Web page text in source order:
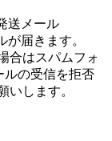
送メール
届きます。
合はスパムフォ
ルの受信を拒否
いします。